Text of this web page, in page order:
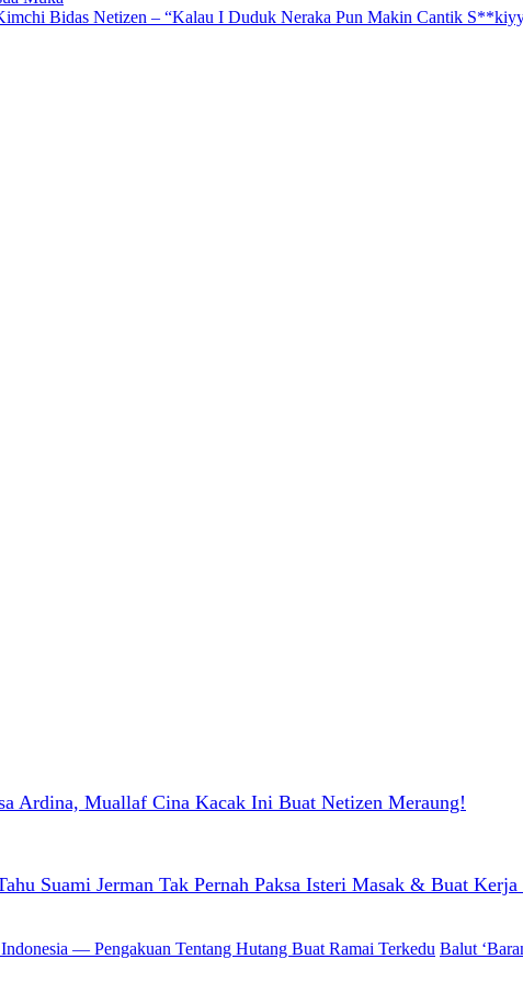
Bidas Netizen – “Kalau I Duduk Neraka Pun Makin Cantik
Ardina, Muallaf Cina Kacak Ini Buat Netizen Meraung!
Suami Jerman Tak Pernah Paksa Isteri Masak & Buat Kerja
Balut